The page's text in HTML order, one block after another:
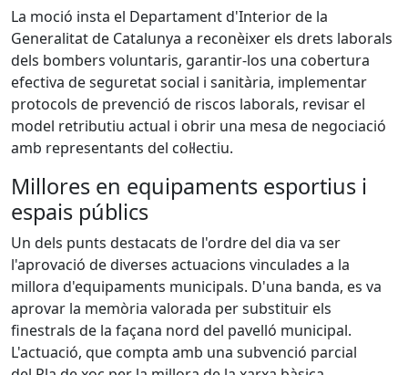
La moció insta el Departament d'Interior de la
Generalitat de Catalunya a reconèixer els drets laborals
dels bombers voluntaris, garantir-los una cobertura
efectiva de seguretat social i sanitària, implementar
protocols de prevenció de riscos laborals, revisar el
model retributiu actual i obrir una mesa de negociació
amb representants del col·lectiu.
Millores en equipaments esportius i
espais públics
Un dels punts destacats de l'ordre del dia va ser
l'aprovació de diverses actuacions vinculades a la
millora d'equipaments municipals. D'una banda, es va
aprovar la memòria valorada per substituir els
finestrals de la façana nord del pavelló municipal.
L'actuació, que compta amb una subvenció parcial